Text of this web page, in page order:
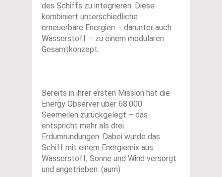
des Schiffs zu integrieren. Diese
kombiniert unterschiedliche
erneuerbare Energien – darunter auch
Wasserstoff – zu einem modularen
Gesamtkonzept.
Bereits in ihrer ersten Mission hat die
Energy Observer über 68.000
Seemeilen zurückgelegt – das
entspricht mehr als drei
Erdumrundungen. Dabei wurde das
Schiff mit einem Energiemix aus
Wasserstoff, Sonne und Wind versorgt
und angetrieben. (aum)